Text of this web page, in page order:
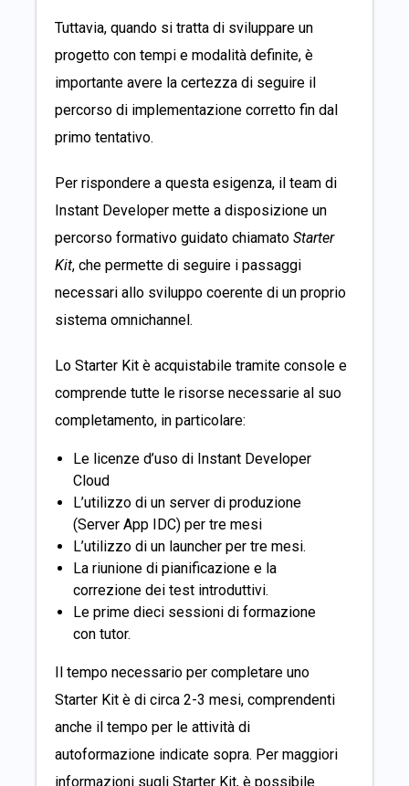
Tuttavia, quando si tratta di sviluppare un
progetto con tempi e modalità definite, è
importante avere la certezza di seguire il
percorso di implementazione corretto fin dal
primo tentativo.
Per rispondere a questa esigenza, il team di
Instant Developer mette a disposizione un
percorso formativo guidato chiamato Starter
Kit, che permette di seguire i passaggi
necessari allo sviluppo coerente di un proprio
sistema omnichannel.
Lo Starter Kit è acquistabile tramite console e
comprende tutte le risorse necessarie al suo
completamento, in particolare:
Le licenze d’uso di Instant Developer
Cloud
L’utilizzo di un server di produzione
(Server App IDC) per tre mesi
L’utilizzo di un launcher per tre mesi.
La riunione di pianificazione e la
correzione dei test introduttivi.
Le prime dieci sessioni di formazione
con tutor.
Il tempo necessario per completare uno
Starter Kit è di circa 2-3 mesi, comprendenti
anche il tempo per le attività di
autoformazione indicate sopra. Per maggiori
informazioni sugli Starter Kit, è possibile